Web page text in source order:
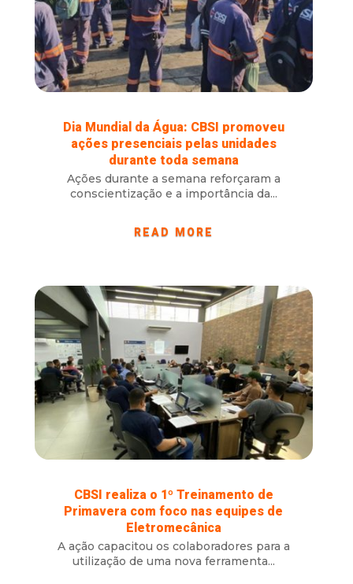
Dia Mundial da Água: CBSI promoveu
ações presenciais pelas unidades
durante toda semana
Ações durante a semana reforçaram a
conscientização e a importância da...
READ MORE
CBSI realiza o 1º Treinamento de
Primavera com foco nas equipes de
Eletromecânica
A ação capacitou os colaboradores para a
utilização de uma nova ferramenta...